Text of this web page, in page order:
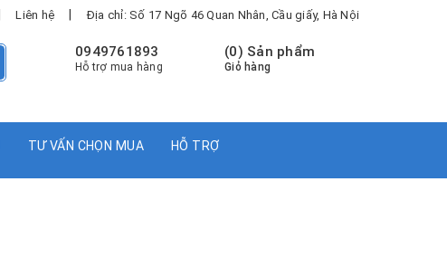
Liên hệ Địa chỉ: Số 17 Ngõ 46 Quan Nhân, Cầu giấy, Hà Nội
(0) Sản phẩm
Giỏ hàng
0949761893
Hỗ trợ mua hàng
TƯ VẤN CHỌN MUA HỖ TRỢ